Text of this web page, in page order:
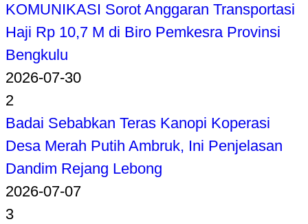
KOMUNIKASI Sorot Anggaran Transportasi
Haji Rp 10,7 M di Biro Pemkesra Provinsi
Bengkulu
2026-07-30
2
Badai Sebabkan Teras Kanopi Koperasi
Desa Merah Putih Ambruk, Ini Penjelasan
Dandim Rejang Lebong
2026-07-07
3